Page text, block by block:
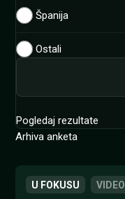
Španija
Ostali
Pogledaj rezultate
Arhiva anketa
U FOKUSU VIDEO